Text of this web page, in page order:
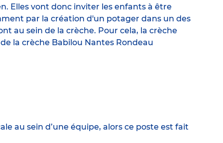
Elles vont donc inviter les enfants à être
par la création d'un potager dans un des
au sein de la crèche. Pour cela, la crèche
la crèche Babilou Nantes Rondeau
au sein d’une équipe, alors ce poste est fait